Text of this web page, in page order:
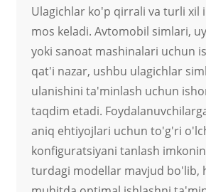
Ulagichlar ko'p qirrali va turli xil
mos keladi. Avtomobil simlari,
yoki sanoat mashinalari uchun
qat'i nazar, ushbu ulagichlar
ulanishini ta'minlash uchun
taqdim etadi.
aniq ehtiyojlari uchun to'g'ri
konfiguratsiyani tanlash
turdagi modellar mavjud bo'lib,